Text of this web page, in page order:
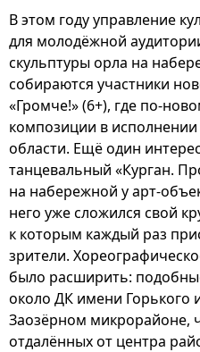
В этом году управление
для молодёжной
скульптуры орла на
собираются участники
«Громче!» (6+), где по-
композиции в исполнении
области. Ещё один
танцевальный «Курган.
на набережной у арт-
него уже сложился свой
к которым каждый раз
зрители.
было расширить:
около ДК имени Горького
Заозёрном микрорайоне,
отдалённых от центра